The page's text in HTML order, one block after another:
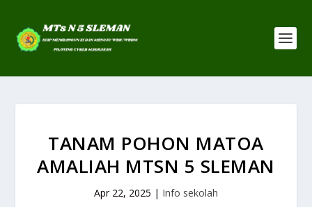
TANAM POHON MATOA
AMALIAH MTSN 5 SLEMAN
Apr 22, 2025 | Info sekolah